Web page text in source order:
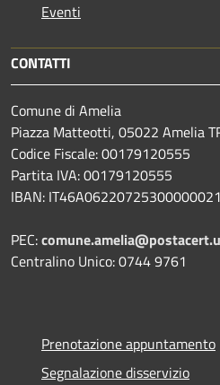
Eventi
CONTATTI
Comune di Amelia
Piazza Matteotti, 05022 Amelia
Codice Fiscale: 00179120555
Partita IVA: 00179120555
IBAN:
PEC:
Centralino Unico: 0744 9761
Prenotazione appuntamento
Segnalazione disservizio